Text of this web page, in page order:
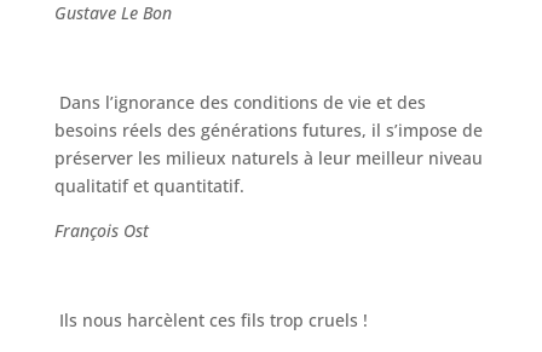
Gustave Le Bon
Dans l’ignorance des conditions de vie et des
besoins réels des générations futures, il s’impose de
préserver les milieux naturels à leur meilleur niveau
qualitatif et quantitatif.
François Ost
Ils nous harcèlent ces fils trop cruels !